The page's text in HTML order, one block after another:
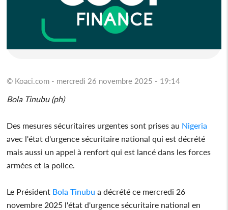
© Koaci.com - mercredi 26 novembre 2025 - 19:14
Bola Tinubu (ph)
Des mesures sécuritaires urgentes sont prises au Nigeria
avec l'état d'urgence sécuritaire national qui est décrété
mais aussi un appel à renfort qui est lancé dans les forces
armées et la police.
Le Président Bola Tinubu a décrété ce mercredi 26
novembre 2025 l'état d'urgence sécuritaire national en